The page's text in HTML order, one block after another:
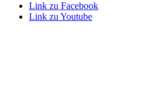
Link zu Facebook
Link zu Youtube